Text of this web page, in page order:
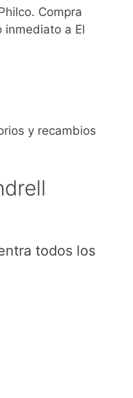
Compra
inmediato a El
y recambios
todos los